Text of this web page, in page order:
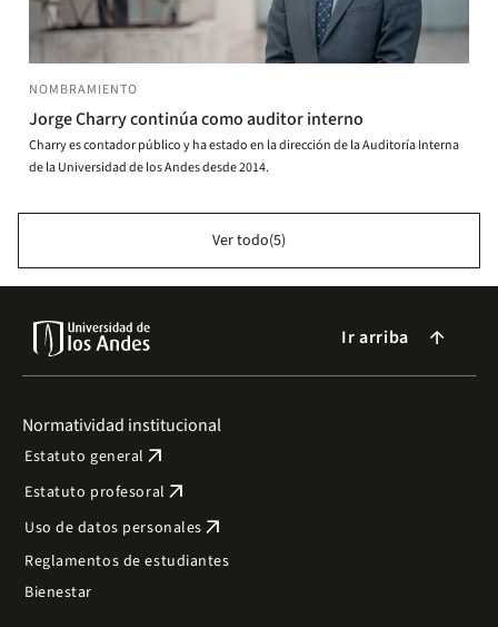
NOMBRAMIENTO
Jorge Charry continúa como auditor interno
Charry es contador público y ha estado en la dirección de la Auditoría Interna
de la Universidad de los Andes desde 2014.
Ver todo(5)
Ir arriba arrow_forward
Normatividad institucional
Estatuto general arrow_outward
Estatuto profesoral arrow_outward
Uso de datos personales arrow_outward
Reglamentos de estudiantes
Bienestar